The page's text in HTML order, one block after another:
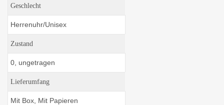
Geschlecht
Herrenuhr/Unisex
Zustand
0, ungetragen
Lieferumfang
Mit Box, Mit Papieren